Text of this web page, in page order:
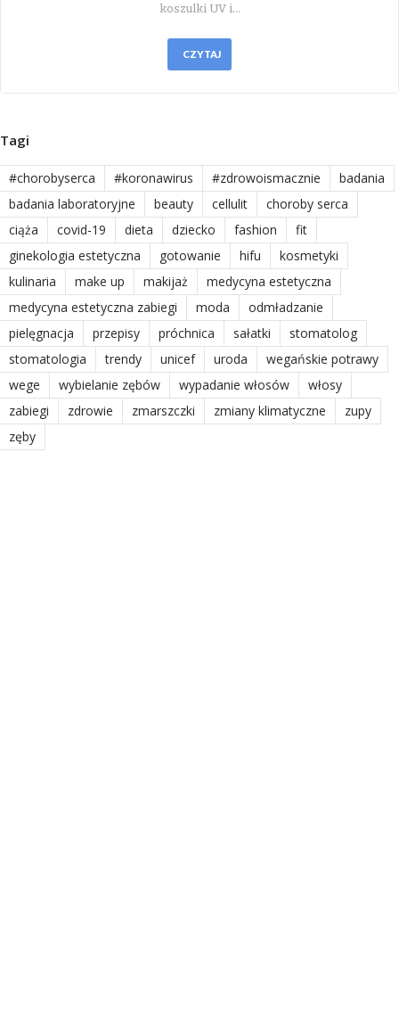
koszulki UV i…
CZYTAJ
Tagi
#chorobyserca #koronawirus #zdrowoismacznie
badania
badania laboratoryjne
beauty cellulit
choroby serca
ciąża
covid-19 dieta dziecko fashion
fit
ginekologia estetyczna
gotowanie hifu
kosmetyki
kulinaria
make up makijaż
medycyna estetyczna
medycyna estetyczna zabiegi
moda
odmładzanie
pielęgnacja
przepisy próchnica sałatki
stomatolog
stomatologia
trendy unicef uroda
wegańskie potrawy
wege
wybielanie zębów wypadanie włosów
włosy
zabiegi
zdrowie zmarszczki zmiany klimatyczne
zupy
zęby